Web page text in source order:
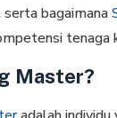
bagaimana
tenaga
Master?